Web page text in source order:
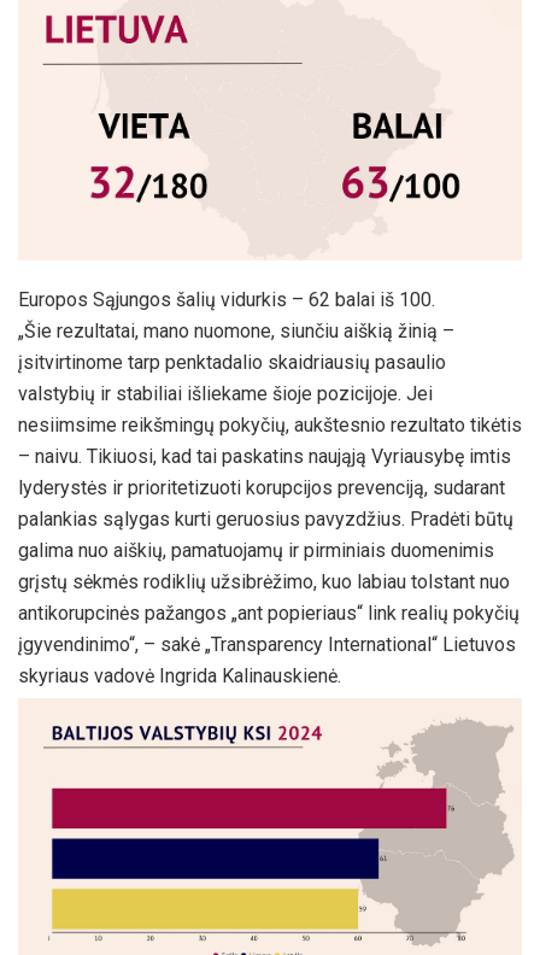
Europos Sąjungos šalių vidurkis – 62 balai iš 100.
„Šie rezultatai, mano nuomone, siunčiu aiškią žinią –
įsitvirtinome tarp penktadalio skaidriausių pasaulio
valstybių ir stabiliai išliekame šioje pozicijoje. Jei
nesiimsime reikšmingų pokyčių, aukštesnio rezultato tikėtis
– naivu. Tikiuosi, kad tai paskatins naująją Vyriausybę imtis
lyderystės ir prioritetizuoti korupcijos prevenciją, sudarant
palankias sąlygas kurti geruosius pavyzdžius. Pradėti būtų
galima nuo aiškių, pamatuojamų ir pirminiais duomenimis
grįstų sėkmės rodiklių užsibrėžimo, kuo labiau tolstant nuo
antikorupcinės pažangos „ant popieriaus“ link realių pokyčių
įgyvendinimo“, – sakė „Transparency International“ Lietuvos
skyriaus vadovė Ingrida Kalinauskienė.